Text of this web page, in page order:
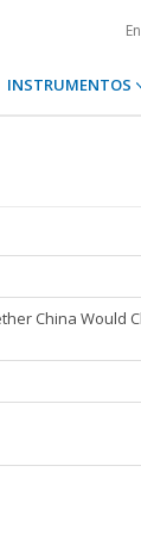
INSTRUMENTOS
China Would